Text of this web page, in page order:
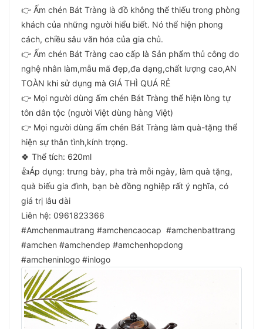
👉 Ấm chén Bát Tràng là đồ không thể thiếu trong phòng
khách của những người hiểu biết. Nó thể hiện phong
cách, chiều sâu văn hóa của gia chủ.
👉 Ấm chén Bát Tràng cao cấp là Sản phẩm thủ công do
nghệ nhân làm,mẫu mã đẹp,đa dạng,chất lượng cao,AN
TOÀN khi sử dụng mà GIÁ THÌ QUÁ RẺ
👉 Mọi người dùng ấm chén Bát Tràng thể hiện lòng tự
tôn dân tộc (người Việt dùng hàng Việt)
👉 Mọi người dùng ấm chén Bát Tràng làm quà-tặng thể
hiện sự thân tình,kính trọng.
🍀 Thể tích: 620ml
👍Áp dụng: trưng bày, pha trà mỗi ngày, làm quà tặng,
quà biếu gia đình, bạn bè đồng nghiệp rất ý nghĩa, có
giá trị lâu dài
Liên hệ: 0961823366
#Amchenmautrang #amchencaocap #amchenbattrang
#amchen #amchendep #amchenhopdong
#amcheninlogo #inlogo